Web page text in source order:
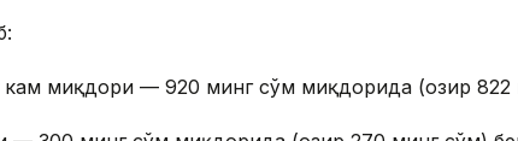
кам миқдори — 920 минг сўм миқдорида (ҳозир